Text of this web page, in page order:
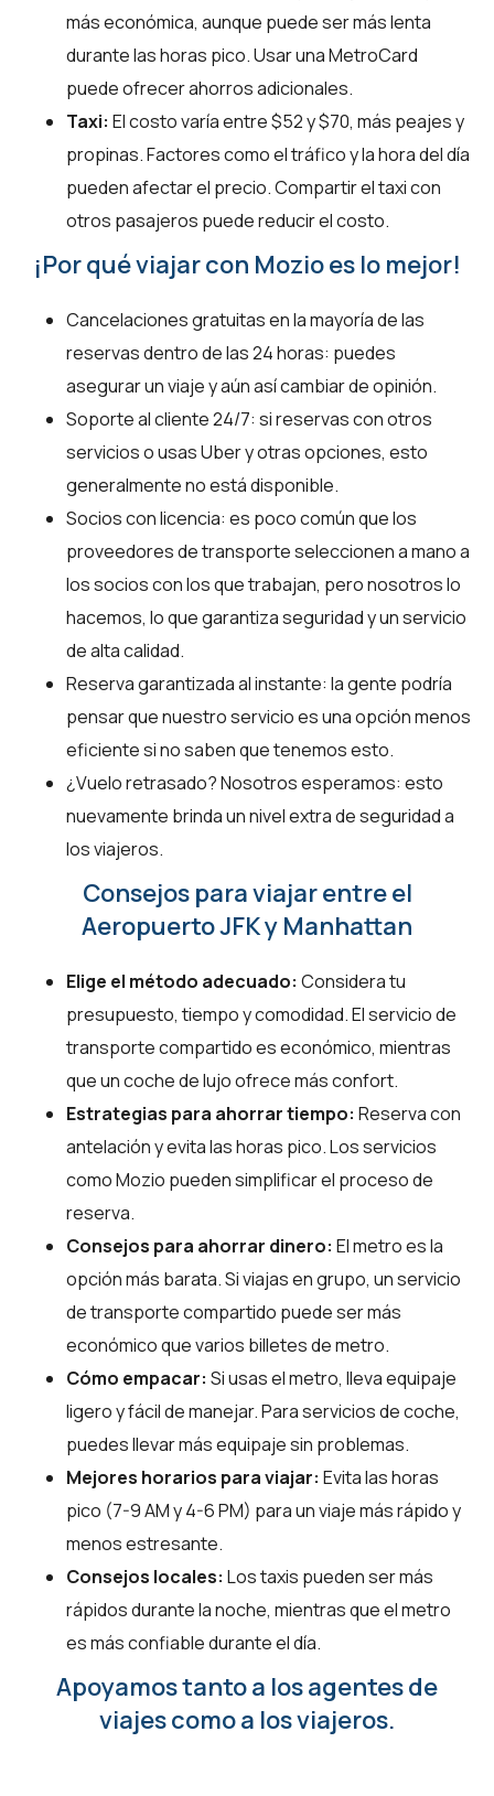
más económica, aunque puede ser más lenta
durante las horas pico. Usar una MetroCard
puede ofrecer ahorros adicionales.
Taxi: El costo varía entre $52 y $70, más peajes y
propinas. Factores como el tráfico y la hora del día
pueden afectar el precio. Compartir el taxi con
otros pasajeros puede reducir el costo.
¡Por qué viajar con Mozio es lo mejor!
Cancelaciones gratuitas en la mayoría de las
reservas dentro de las 24 horas: puedes
asegurar un viaje y aún así cambiar de opinión.
Soporte al cliente 24/7: si reservas con otros
servicios o usas Uber y otras opciones, esto
generalmente no está disponible.
Socios con licencia: es poco común que los
proveedores de transporte seleccionen a mano a
los socios con los que trabajan, pero nosotros lo
hacemos, lo que garantiza seguridad y un servicio
de alta calidad.
Reserva garantizada al instante: la gente podría
pensar que nuestro servicio es una opción menos
eficiente si no saben que tenemos esto.
¿Vuelo retrasado? Nosotros esperamos: esto
nuevamente brinda un nivel extra de seguridad a
los viajeros.
Consejos para viajar entre el
Aeropuerto JFK y Manhattan
Elige el método adecuado: Considera tu
presupuesto, tiempo y comodidad. El servicio de
transporte compartido es económico, mientras
que un coche de lujo ofrece más confort.
Estrategias para ahorrar tiempo: Reserva con
antelación y evita las horas pico. Los servicios
como Mozio pueden simplificar el proceso de
reserva.
Consejos para ahorrar dinero: El metro es la
opción más barata. Si viajas en grupo, un servicio
de transporte compartido puede ser más
económico que varios billetes de metro.
Cómo empacar: Si usas el metro, lleva equipaje
ligero y fácil de manejar. Para servicios de coche,
puedes llevar más equipaje sin problemas.
Mejores horarios para viajar: Evita las horas
pico (7-9 AM y 4-6 PM) para un viaje más rápido y
menos estresante.
Consejos locales: Los taxis pueden ser más
rápidos durante la noche, mientras que el metro
es más confiable durante el día.
Apoyamos tanto a los agentes de
viajes como a los viajeros.